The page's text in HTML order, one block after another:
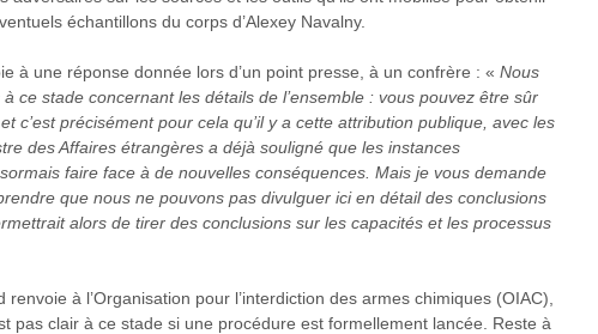
échantillons du corps d’Alexey Navalny.
à une réponse donnée lors d’un point presse, à un confrère : « Nous
ce stade concernant les détails de l’ensemble : vous pouvez être sûr
c’est précisément pour cela qu’il y a cette attribution publique, avec les
des Affaires étrangères a déjà souligné que les instances
faire face à de nouvelles conséquences. Mais je vous demande
que nous ne pouvons pas divulguer ici en détail des conclusions
alors de tirer des conclusions sur les capacités et les processus
à l’Organisation pour l’interdiction des armes chimiques (OIAC),
pas clair à ce stade si une procédure est formellement lancée. Reste à